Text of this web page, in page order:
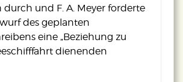
durch und F. A. Meyer forderte
des geplanten
eine „Beziehung zu
dienenden